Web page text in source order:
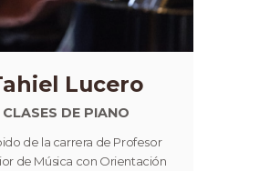
Lucero
CLASES DE PIANO
de la carrera de Profesor
de Música con Orientación